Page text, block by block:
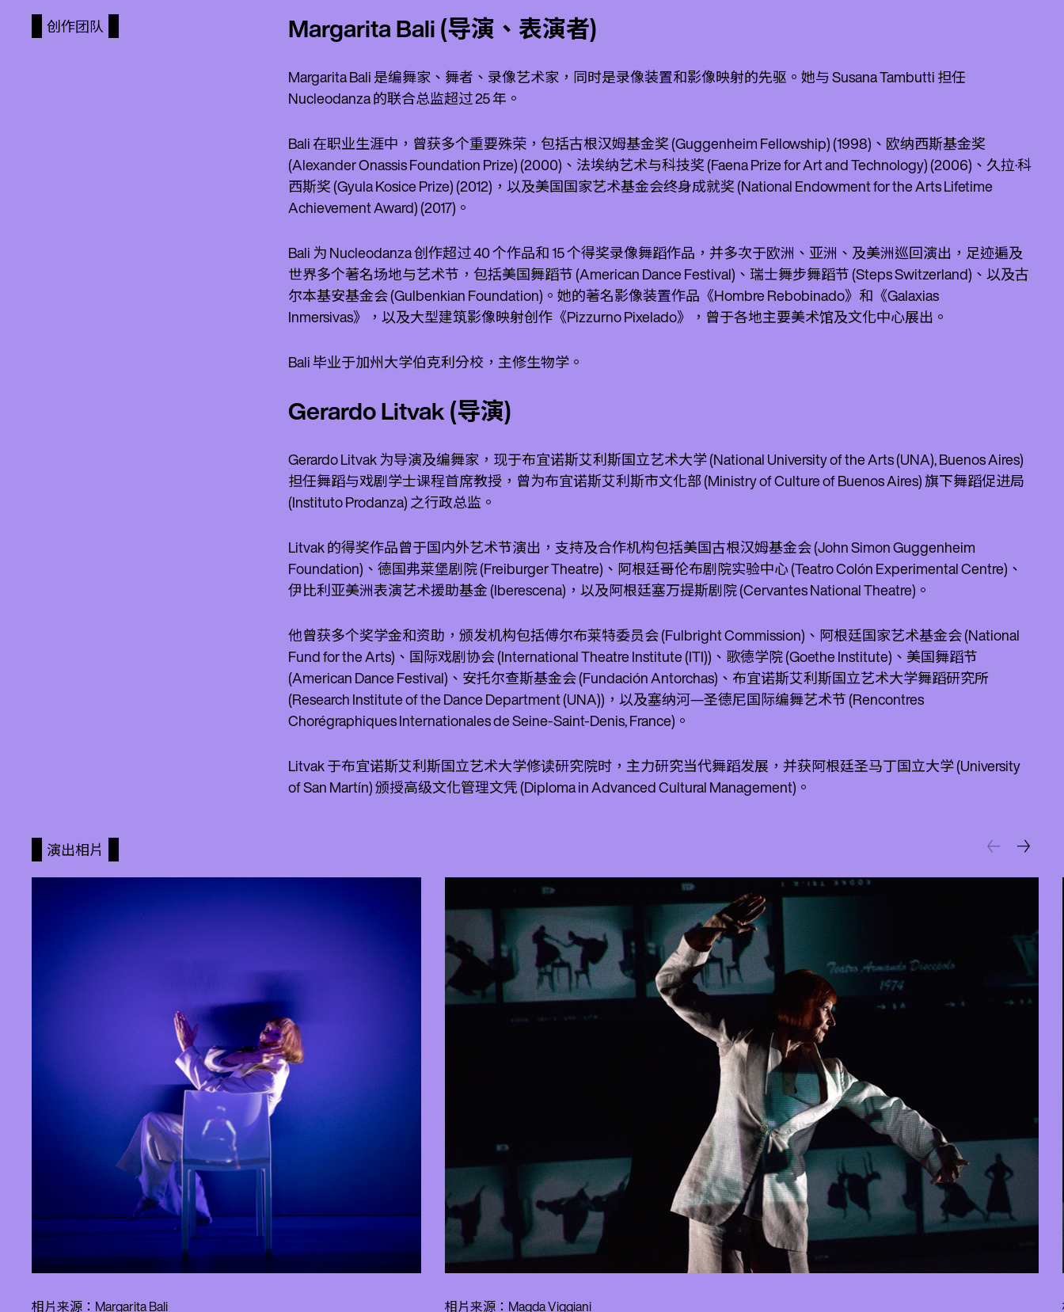
创作团队 Margarita Bali (导演、表演者)
Margarita Bali 是编舞家、舞者、录像艺术家，同时是录像装置和影像映射的先驱。她与 Susana Tambutti 担任
Nucleodanza 的联合总监超过 25 年。
Bali 在职业生涯中，曾获多个重要殊荣，包括古根汉姆基金奖 (Guggenheim Fellowship) (1998)、欧纳西斯基金奖
(Alexander Onassis Foundation Prize) (2000)、法埃纳艺术与科技奖 (Faena Prize for Art and Technology) (2006)、久拉·科
西斯奖 (Gyula Kosice Prize) (2012)，以及美国国家艺术基金会终身成就奖 (National Endowment for the Arts Lifetime
Achievement Award) (2017)。
Bali 为 Nucleodanza 创作超过 40 个作品和 15 个得奖录像舞蹈作品，并多次于欧洲、亚洲、及美洲巡回演出，足迹遍及
世界多个著名场地与艺术节，包括美国舞蹈节 (American Dance Festival)、瑞士舞步舞蹈节 (Steps Switzerland)、以及古
尔本基安基金会 (Gulbenkian Foundation)。她的著名影像装置作品《Hombre Rebobinado》和《Galaxias
Inmersivas》，以及大型建筑影像映射创作《Pizzurno Pixelado》，曾于各地主要美术馆及文化中心展出。
Bali 毕业于加州大学伯克利分校，主修生物学。
Gerardo Litvak (导演)
Gerardo Litvak 为导演及编舞家，现于布宜诺斯艾利斯国立艺术大学 (National University of the Arts (UNA), Buenos Aires)
担任舞蹈与戏剧学士课程首席教授，曾为布宜诺斯艾利斯市文化部 (Ministry of Culture of Buenos Aires) 旗下舞蹈促进局
(Instituto Prodanza) 之行政总监。
Litvak 的得奖作品曾于国内外艺术节演出，支持及合作机构包括美国古根汉姆基金会 (John Simon Guggenheim
Foundation)、德国弗莱堡剧院 (Freiburger Theatre)、阿根廷哥伦布剧院实验中心 (Teatro Colón Experimental Centre)、
伊比利亚美洲表演艺术援助基金 (Iberescena)，以及阿根廷塞万提斯剧院 (Cervantes National Theatre)。
他曾获多个奖学金和资助，颁发机构包括傅尔布莱特委员会 (Fulbright Commission)、阿根廷国家艺术基金会 (National
Fund for the Arts)、国际戏剧协会 (International Theatre Institute (ITI))、歌德学院 (Goethe Institute)、美国舞蹈节
(American Dance Festival)、安托尔查斯基金会 (Fundación Antorchas)、布宜诺斯艾利斯国立艺术大学舞蹈研究所
(Research Institute of the Dance Department (UNA))，以及塞纳河—圣德尼国际编舞艺术节 (Rencontres
Chorégraphiques Internationales de Seine-Saint-Denis, France)。
Litvak 于布宜诺斯艾利斯国立艺术大学修读研究院时，主力研究当代舞蹈发展，并获阿根廷圣马丁国立大学 (University
of San Martín) 颁授高级文化管理文凭 (Diploma in Advanced Cultural Management)。
演出相片
相片来源：Margarita Bali 相片来源：Magda Viggiani